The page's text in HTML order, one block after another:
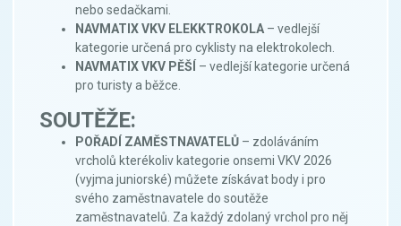
nebo sedačkami.
NAVMATIX VKV ELEKKTROKOLA – vedlejší
kategorie určená pro cyklisty na elektrokolech.
NAVMATIX VKV PĚŠÍ – vedlejší kategorie určená
pro turisty a běžce.
SOUTĚŽE:
POŘADÍ ZAMĚSTNAVATELŮ – zdoláváním
vrcholů kterékoliv kategorie onsemi VKV 2026
(vyjma juniorské) můžete získávat body i pro
svého zaměstnavatele do soutěže
zaměstnavatelů. Za každý zdolaný vrchol pro něj